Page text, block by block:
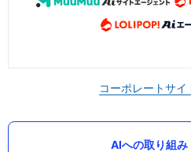
コーポレートサイ
AIへの取り組み